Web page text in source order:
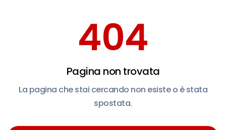
404
Pagina non trovata
La pagina che stai cercando non esiste o è stata
spostata.